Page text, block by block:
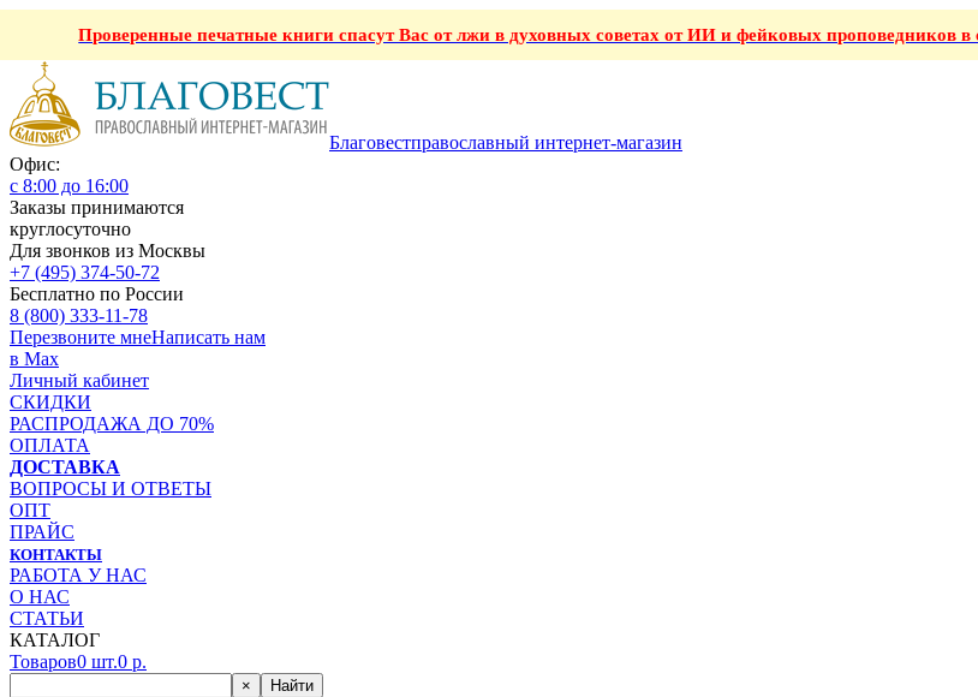
Проверенные печатные книги спасут Вас от лжи в духовных советах от ИИ и фейковых проповедников в
Благовестправославный интернет-магазин
Офис:
с 8:00 до 16:00
Заказы принимаются
круглосуточно
Для звонков из Москвы
+7 (495) 374-50-72
Бесплатно по России
8 (800) 333-11-78
Перезвоните мнеНаписать нам
в Max
Личный кабинет
СКИДКИ
РАСПРОДАЖА ДО 70%
ОПЛАТА
ДОСТАВКА
ВОПРОСЫ И ОТВЕТЫ
ОПТ
ПРАЙС
КОНТАКТЫ
РАБОТА У НАС
О НАС
СТАТЬИ
КАТАЛОГ
Товаров0 шт.0 р.
× Найти